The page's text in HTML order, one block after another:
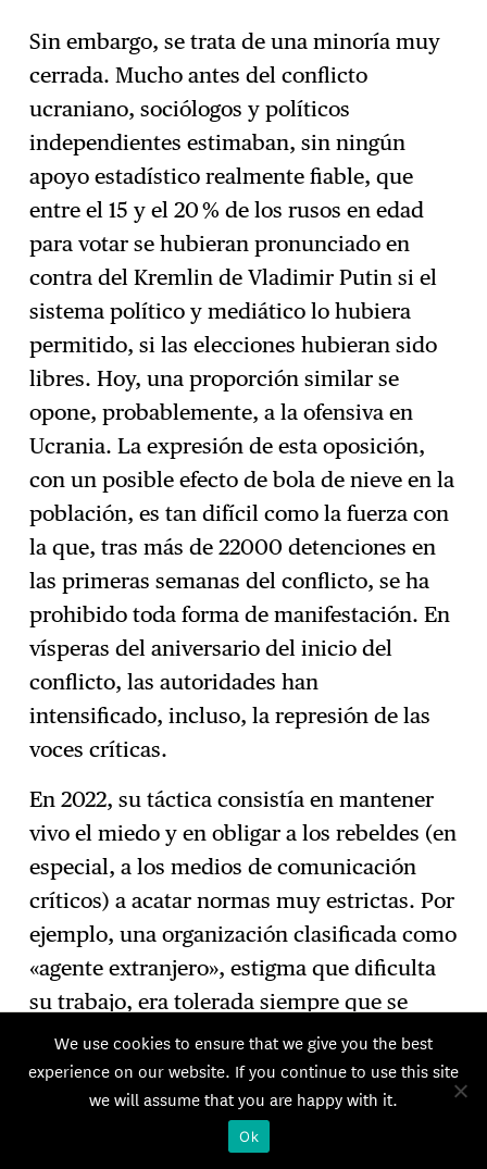
Sin embargo, se trata de una minoría muy
cerrada. Mucho antes del conflicto
ucraniano, sociólogos y políticos
independientes estimaban, sin ningún
apoyo estadístico realmente fiable, que
entre el 15 y el 20 % de los rusos en edad
para votar se hubieran pronunciado en
contra del Kremlin de Vladimir Putin si el
sistema político y mediático lo hubiera
permitido, si las elecciones hubieran sido
libres. Hoy, una proporción similar se
opone, probablemente, a la ofensiva en
Ucrania. La expresión de esta oposición,
con un posible efecto de bola de nieve en la
población, es tan difícil como la fuerza con
la que, tras más de 22000 detenciones en
las primeras semanas del conflicto, se ha
prohibido toda forma de manifestación. En
vísperas del aniversario del inicio del
conflicto, las autoridades han
intensificado, incluso, la represión de las
voces críticas.
En 2022, su táctica consistía en mantener
vivo el miedo y en obligar a los rebeldes (en
especial, a los medios de comunicación
críticos) a acatar normas muy estrictas. Por
ejemplo, una organización clasificada como
«agente extranjero», estigma que dificulta
su trabajo, era tolerada siempre que se
atuviera a estas onerosas y humillantes
restricciones. Otro ejemplo: es necesario
llevar una contabilidad muy detallada de
las menores entradas y salidas de dinero y,
We use cookies to ensure that we give you the best
experience on our website. If you continue to use this site
we will assume that you are happy with it.
Ok